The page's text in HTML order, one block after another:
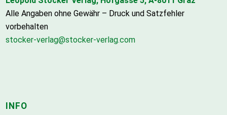
Alle Angaben ohne Gewähr – Druck und Satzfehler
vorbehalten
stocker-verlag@stocker-verlag.com
INFO